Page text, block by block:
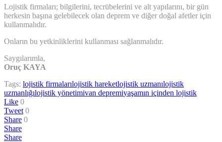
Lojistik firmaları; bilgilerini, tecrübelerini ve alt yapılarını, bir gün
herkesin başına gelebilecek olan deprem ve diğer doğal afetler için
kullanmalıdır.
Onların bu yetkinliklerini kullanması sağlanmalıdır.
Saygılarımla,
Oruç KAYA
Tags: lojistik firmalarılojistik hareketlojistik uzmanılojistik
uzmanlığılojistik yönetimivan depremiyaşamın içinden lojistik
Like 0
Tweet 0
Share 0
Share
Share